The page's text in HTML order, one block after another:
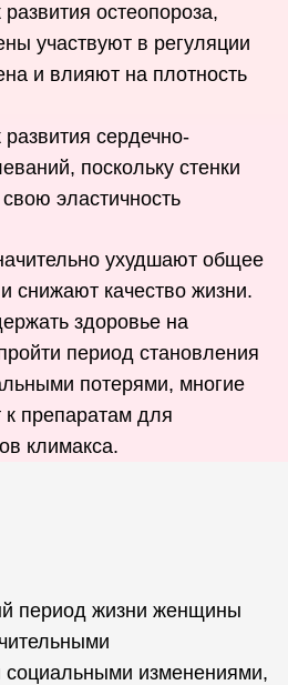
остеопороза,
участвуют в регуляции
и влияют на плотность
сердечно-
поскольку стенки
эластичность
ухудшают общее
снижают качество жизни.
здоровье на
период становления
потерями, многие
препаратам для
климакса.
период жизни женщины
социальными изменениями,